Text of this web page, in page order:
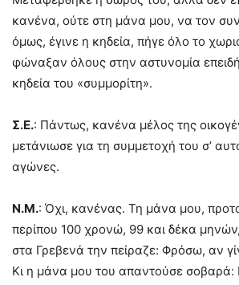
κανένα, ούτε στη μάνα μου, να τον
όμως, έγινε η κηδεία, πήγε όλο το
φώναξαν όλους στην αστυνομία
κηδεία του «συμμορίτη».
Σ.Ε.: Πάντως, κανένα μέλος της
μετάνιωσε για τη συμμετοχή του σ’
αγώνες.
Ν.Μ.: Όχι, κανένας. Τη μάνα μου,
περίπου 100 χρονώ, 99 και δέκα
στα Γρεβενά την πείραζε: Φρόσω, αν
Κι η μάνα μου του απαντούσε